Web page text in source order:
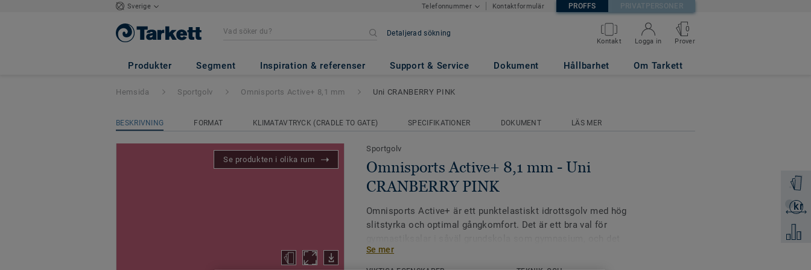
Sverige Telefonnummer Kontaktformulär PROFFS PRIVATPERSONER
Detaljerad sökning
Kontakt Logga in
0
Prover
Produkter Segment Inspiration & referenser Support & Service Dokument Hållbarhet Om Tarkett
Omnisports Active+ 8,1 mm- Uni CRANBERRY PINK
Beställ
kr
Jämför
Hemsida Sportgolv Omnisports Active+ 8,1 mm Uni CRANBERRY PINK
BESKRIVNING FORMAT KLIMATAVTRYCK (CRADLE TO GATE) SPECIFIKATIONER DOKUMENT LÄS MER
Se produkten i olika rum
Sportgolv
Omnisports Active+ 8,1 mm - Uni
CRANBERRY PINK
Omnisports Active+ är ett punktelastiskt idrottsgolv med hög
slitstyrka och optimal gångkomfort. Det är ett bra val för
bästa valet när golvet ska användas för många olika typer av
sporter.
Se mer